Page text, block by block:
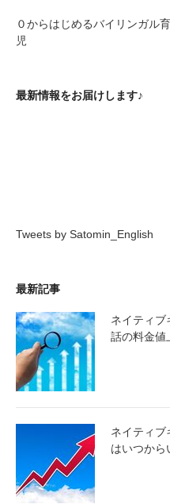
０からはじめるバイリンガ
児
最新情報をお届けします♪
Tweets by Satomin_English
最新記事
ネイティブ
話の料金値
ネイティブ
はいつから